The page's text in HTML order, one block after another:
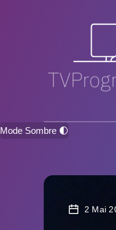
Mode Sombre 🌓
2 Mai